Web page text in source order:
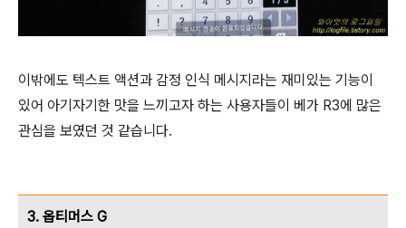
이밖에도 텍스트 액션과 감정 인식 메시지라는 재미있는 기능이
있어 아기자기한 맛을 느끼고자 하는 사용자들이 베가 R3에 많은
관심을 보였던 것 같습니다.
3. 옵티머스 G